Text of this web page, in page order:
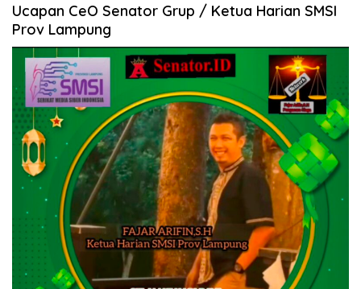
Ucapan CeO Senator Grup / Ketua Harian SMSI
Prov Lampung